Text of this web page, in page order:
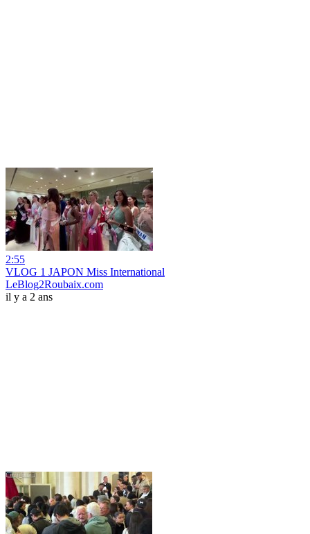
2:55
VLOG 1 JAPON Miss International
LeBlog2Roubaix.com
il y a 2 ans